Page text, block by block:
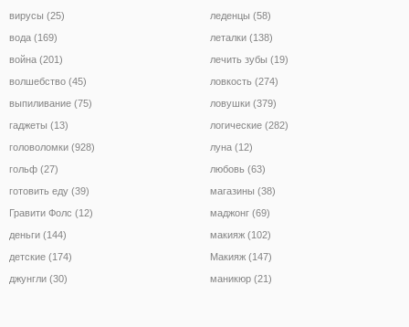
вирусы (25)
вода (169)
война (201)
волшебство (45)
выпиливание (75)
гаджеты (13)
головоломки (928)
гольф (27)
готовить еду (39)
Гравити Фолс (12)
деньги (144)
детские (174)
джунгли (30)
леденцы (58)
леталки (138)
лечить зубы (19)
ловкость (274)
ловушки (379)
логические (282)
луна (12)
любовь (63)
магазины (38)
маджонг (69)
макияж (102)
Макияж (147)
маникюр (21)